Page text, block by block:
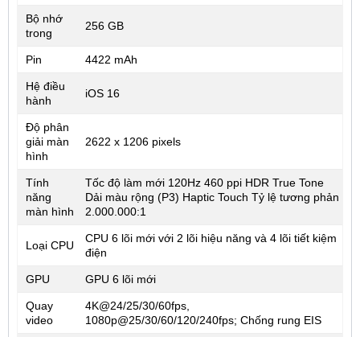
Bộ nhớ
trong
256 GB
Pin 4422 mAh
Hệ điều
hành
iOS 16
Độ phân
giải màn
hình
2622 x 1206 pixels
Tính
năng
màn hình
Tốc độ làm mới 120Hz 460 ppi HDR True Tone
Dải màu rộng (P3) Haptic Touch Tỷ lệ tương phản
2.000.000:1
Loại CPU
CPU 6 lõi mới với 2 lõi hiệu năng và 4 lõi tiết kiệm
điện
GPU GPU 6 lõi mới
Quay
video
4K@24/25/30/60fps,
1080p@25/30/60/120/240fps; Chống rung EIS